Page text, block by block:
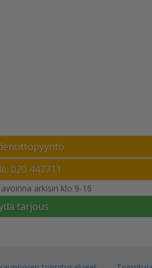
020 447711
arkisin klo 9-16
tarjous